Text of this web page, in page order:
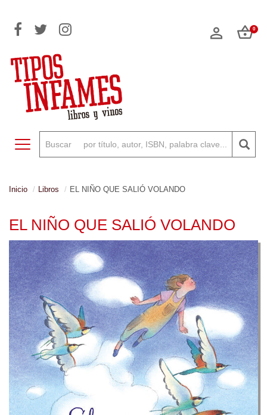
0
Toggle navigation
Inicio Libros EL NIÑO QUE SALIÓ VOLANDO
EL NIÑO QUE SALIÓ VOLANDO